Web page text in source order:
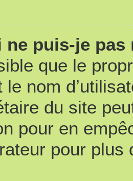
ne puis-je pas
que le
le nom
du site
pour en
pour